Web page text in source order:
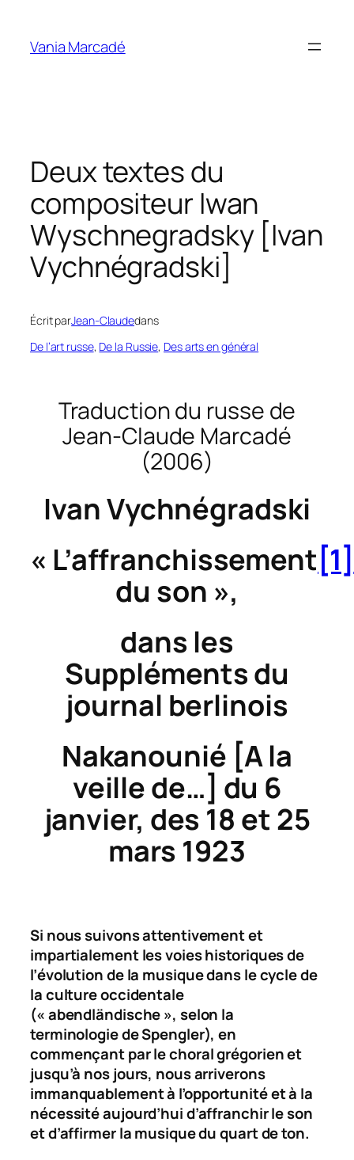
contenu
Vania Marcadé
Deux textes du
compositeur Iwan
Wyschnegradsky [Ivan
Vychnégradski]
Écrit parJean-Claudedans
De l’art russe, De la Russie, Des arts en général
Traduction du russe de
Jean-Claude Marcadé
(2006)
Ivan Vychnégradski
« L’affranchissement [1]
du son »,
dans les
Suppléments du
journal berlinois
Nakanounié [A la
veille de…] du 6
janvier, des 18 et 25
mars 1923
Si nous suivons attentivement et
impartialement les voies historiques de
l’évolution de la musique dans le cycle de
la culture occidentale
(« abendländische », selon la
terminologie de Spengler), en
commençant par le choral grégorien et
jusqu’à nos jours, nous arriverons
immanquablement à l’opportunité et à la
nécessité aujourd’hui d’affranchir le son
et d’affirmer la musique du quart de ton.